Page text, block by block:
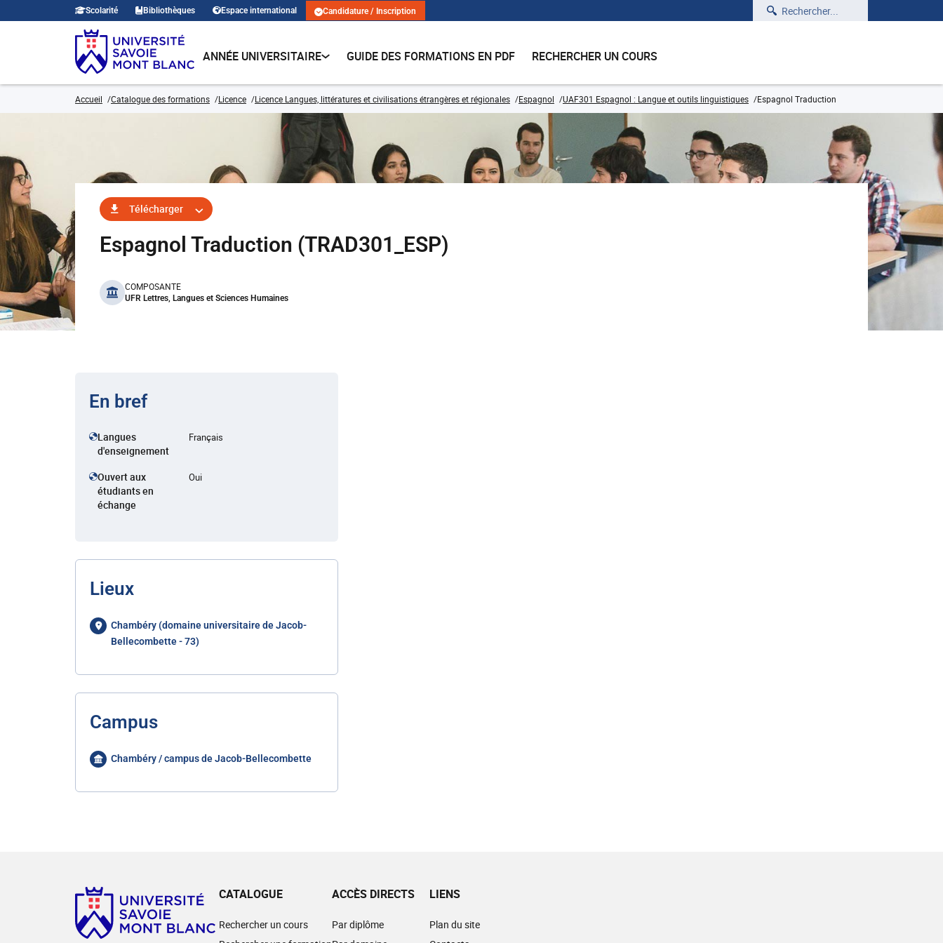
Scolarité Bibliothèques Espace international Candidature / Inscription Rechercher
ANNÉE UNIVERSITAIRE GUIDE DES FORMATIONS EN PDF RECHERCHER UN COURS
Accueil Catalogue des formations Licence Licence Langues, littératures et civilisations étrangères et régionales Espagnol UAF301 Espagnol : Langue et outils linguistiques Espagnol Traduction
Télécharger
Espagnol Traduction (TRAD301_ESP)
benefits
COMPOSANTE
UFR Lettres, Langues et Sciences Humaines
En bref
Langues
d'enseignement
Français
Ouvert aux
étudiants en
échange
Oui
Lieux
Chambéry (domaine universitaire de Jacob-
Bellecombette - 73)
Campus
Chambéry / campus de Jacob-Bellecombette
CATALOGUE
Rechercher un cours
ACCÈS DIRECTS
Par diplôme
LIENS
Plan du site